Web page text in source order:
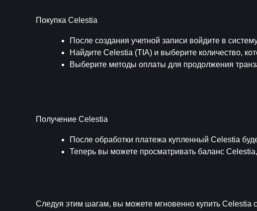
Покупка Celestia
После создания учетной записи войдите в
Найдите Celestia (TIA) и выберите количество,
Выберите методы оплаты для продолжения
Получение Celestia
После обработки платежа купленный Celestia
Теперь вы можете просматривать баланс
Следуя этим шагам, вы можете мгновенно купить Celestia